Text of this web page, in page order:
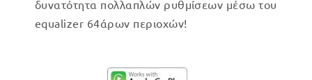
δυνατότητα πολλαπλών ρυθμίσεων μέσω του
equalizer 64άρων περιοχών!